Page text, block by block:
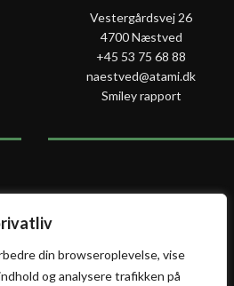
din browseroplevelse, vise
og analysere trafikken på
Vestergårdsvej 26
4700 Næstved
+45 53 75 68 88
naestved@atami.dk
Smiley rapport
Dytmærsken 9